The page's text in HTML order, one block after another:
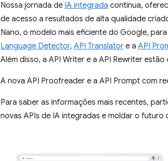
Nossa jornada de IA integrada continua,
de acesso a resultados de alta qualidade
Nano, o modelo mais eficiente do Google,
Language Detector, API Translator e a API
Além disso, a API Writer e a API Rewriter
A nova API Proofreader e a API Prompt com
Para saber as informações mais recentes,
novas APIs de IA integradas e moldar o futuro